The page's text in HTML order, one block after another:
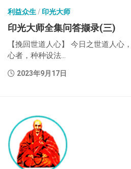
利益众生 / 印光大师
印光大师全集问答撷录(三)
【挽回世道人心】 今日之世道人心
心者，种种设法...
2023年9月17日